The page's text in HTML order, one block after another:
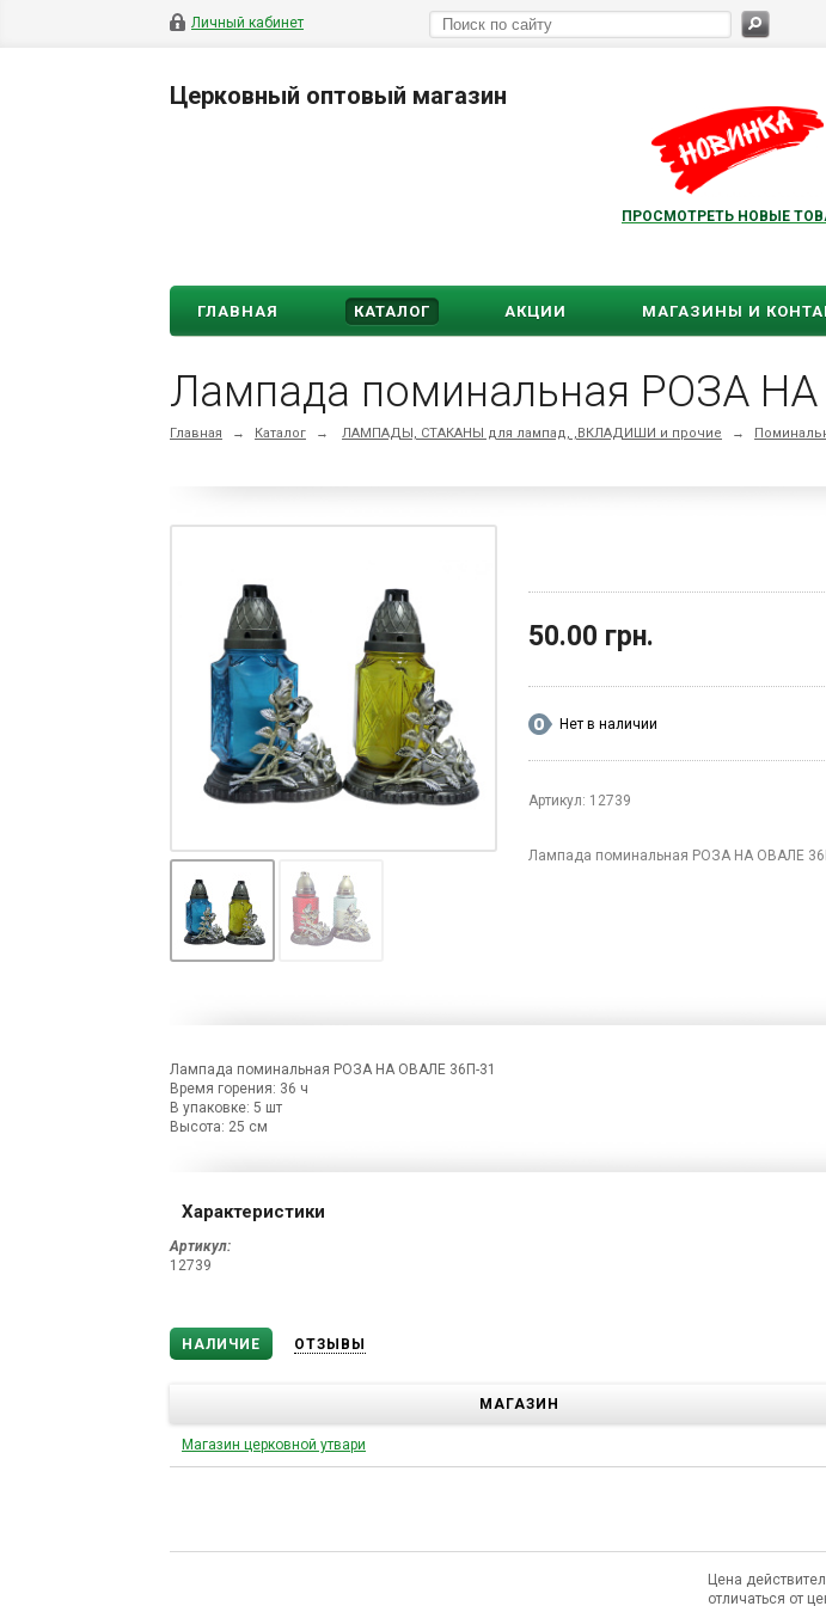
Личный кабинет
Церковный оптовый магазин
ПРОСМОТРЕТЬ НОВЫЕ
ГЛАВНАЯ КАТАЛОГ АКЦИИ МАГАЗИНЫ И
Лампада поминальная РОЗА
Главная → Каталог → ЛАМПАДЫ, СТАКАНЫ для лампад, ,ВКЛАДИШИ и прочие →
50.00 грн.
Нет в наличии
Артикул: 12739
Лампада поминальная РОЗА НА ОВАЛЕ
Лампада поминальная РОЗА НА ОВАЛЕ 36П-31
Время горения: 36 ч
В упаковке: 5 шт
Высота: 25 см
Характеристики
Артикул:
12739
НАЛИЧИЕ ОТЗЫВЫ
МАГАЗИН
Магазин церковной утвари
Цена
отличаться от